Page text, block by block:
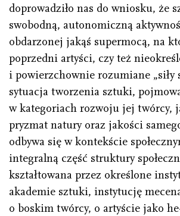
doprowadziło nas do wniosku, że
swobodną, autonomiczną
obdarzonej jakąś supermocą, na
poprzedni artyści, czy też
i powierzchownie rozumiane „siły
sytuacja tworzenia sztuki,
w kategoriach rozwoju jej twórcy,
pryzmat natury oraz jakości
odbywa się w kontekście
integralną część struktury
kształtowana przez określone
akademie sztuki, instytucję
o boskim twórcy, o artyście jako